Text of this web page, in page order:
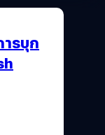
รบุก